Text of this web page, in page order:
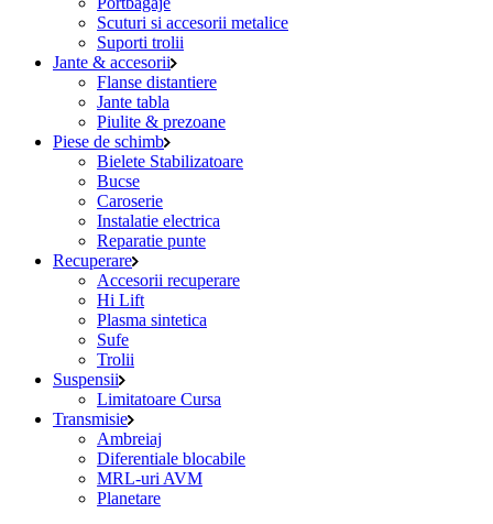
Scuturi si accesorii metalice
Suporti trolii
Jante & accesorii
Flanse distantiere
Jante tabla
Piulite & prezoane
Piese de schimb
Bielete Stabilizatoare
Bucse
Caroserie
Instalatie electrica
Reparatie punte
Recuperare
Accesorii recuperare
Hi Lift
Plasma sintetica
Sufe
Trolii
Suspensii
Limitatoare Cursa
Transmisie
Ambreiaj
Diferentiale blocabile
MRL-uri AVM
Planetare